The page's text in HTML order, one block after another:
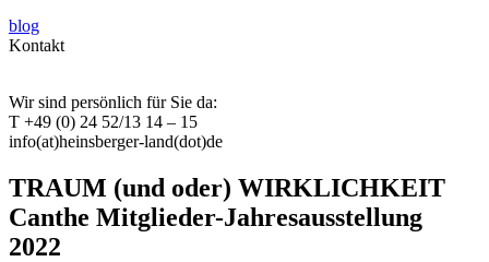
blog
Kontakt
Wir sind persönlich für Sie da:
T +49 (0) 24 52/13 14 – 15
info(at)heinsberger-land(dot)de
TRAUM (und oder) WIRKLICHKEIT
Canthe Mitglieder-Jahresausstellung
2022